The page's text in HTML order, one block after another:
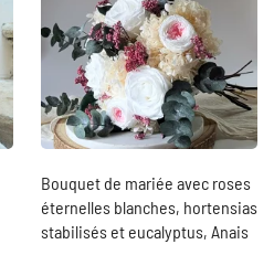
Bouquet de mariée avec roses
éternelles blanches, hortensias
stabilisés et eucalyptus, Anais